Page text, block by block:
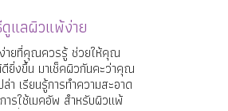
แลผิวแพ้ง่าย
ายที่คุณควรรู้ ช่วยให้คุณ
ยิ่งขึ้น มาเช็คผิวกันคะว่าคุณ
า เรียนรู้การทำความสะอาด
ารใช้เมคอัพ สำหรับผิวแพ้